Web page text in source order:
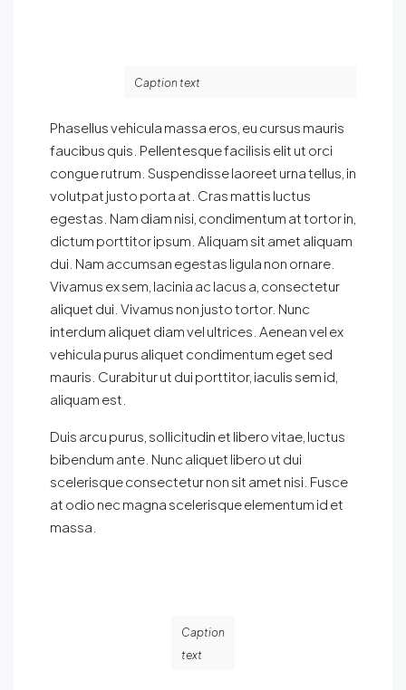
Caption text
Phasellus vehicula massa eros, eu cursus mauris
faucibus quis. Pellentesque facilisis elit ut orci
congue rutrum. Suspendisse laoreet urna tellus, in
volutpat justo porta at. Cras mattis luctus
egestas. Nam diam nisi, condimentum at tortor in,
dictum porttitor ipsum. Aliquam sit amet aliquam
dui. Nam accumsan egestas ligula non ornare.
Vivamus ex sem, lacinia ac lacus a, consectetur
aliquet dui. Vivamus non justo tortor. Nunc
interdum aliquet diam vel ultrices. Aenean vel ex
vehicula purus aliquet condimentum eget sed
mauris. Curabitur ut dui porttitor, iaculis sem id,
aliquam est.
Duis arcu purus, sollicitudin et libero vitae, luctus
bibendum ante. Nunc aliquet libero ut dui
scelerisque consectetur non sit amet nisi. Fusce
at odio nec magna scelerisque elementum id et
massa.
Caption
text